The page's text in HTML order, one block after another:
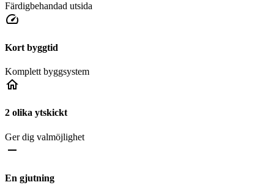
Färdigbehandad utsida
speed
Kort byggtid
Komplett byggsystem
home
2 olika ytskickt
Ger dig valmöjlighet
remove
En gjutning